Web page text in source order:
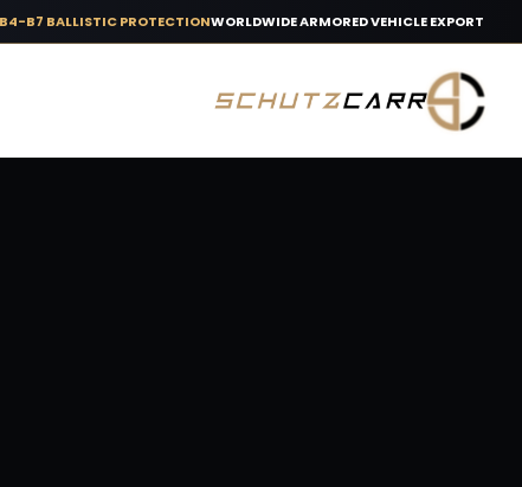
WORLDWIDE ARMORED VEHICLE EXPORT
B4-B7 BALLISTIC PROTECTION